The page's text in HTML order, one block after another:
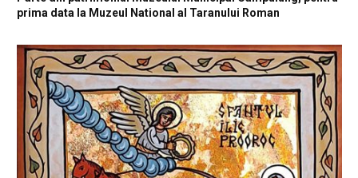
prima data la Muzeul National al Taranului Roman